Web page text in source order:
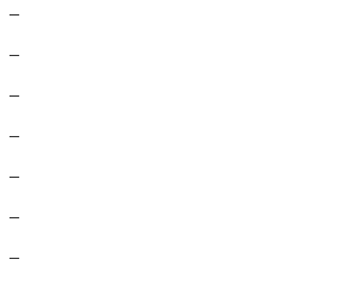
–
–
–
–
–
–
–